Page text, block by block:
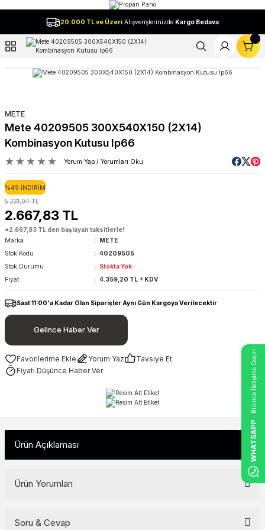
20.000 TL ve Üzeri Alışverişlerinizde Kargo Bedava
METE
Mete 40209505 300X540X150 (2X14)
Kombinasyon Kutusu Ip66
Yorum Yap / Yorumları Oku
%49 İNDİRİM
5.231,04 TL
2.667,83 TL
*2.667,83 TL den başlayan taksitlerle!
Marka
METE
Stok Kodu
40209505
Stok Durumu
Stokta Yok
Fiyat
4.359,20 TL + KDV
Saat 11:00'a Kadar Olan Siparişler Aynı Gün Kargoya Verilecektir
Gelince Haber Ver
Yorum Yaz
Tavsiye Et
Fiyatı Düşünce Haber Ver
Ürün Açıklaması
Ürün Yorumları
Soru & Cevap
WHATSAPP
- Bizimle İletişime Geçin